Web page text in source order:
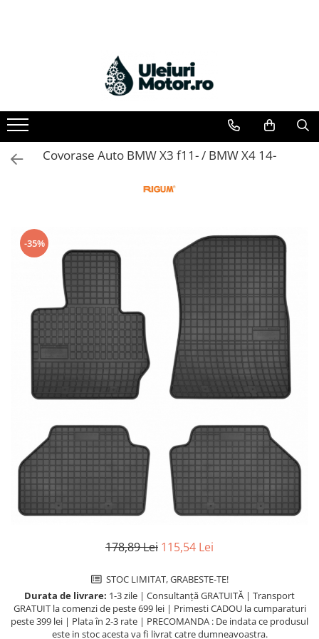
Uleiuri Motor Autoturisme
Uleiuri Motor Camioane
Uleiuri Motor Motociclete
Uleiuri Motor Utilaje Agricole
Uleiuri Motor Ambarcațiuni
Uleiuri Motor Utilaje
Uleiuri Motor Utilaje Motociclete
Uleiuri Motor Vehicule Comerciale
Uleiuri Transmisii
Uleiuri Servodirecție
Uleiuri Transmisie Autoturisme
Uleiuri Transmisie Camioane
Uleiuri Transmisie Motociclete
Uleiuri Transmisie Utilaje
Uleiuri Transmisie Utilaje Agricole
Uleiuri Transmisie Vehicule
Comerciale
Lichide
Antigel
Lichide Răcire Vehicule Comerciale
Lichide Frână
Covorase Auto BMW X3 f11- / BMW X4 14-
-35%
178,89 Lei 115,54 Lei
STOC LIMITAT, GRABESTE-TE!
Durata de livrare: 1-3 zile | Consultanță GRATUITĂ | Transport
GRATUIT la comenzi de peste 699 lei | Primesti CADOU la cumparaturi
peste 399 lei | Plata în 2-3 rate | PRECOMANDA : De indata ce produsul
este in stoc acesta va fi livrat catre dumneavoastra.